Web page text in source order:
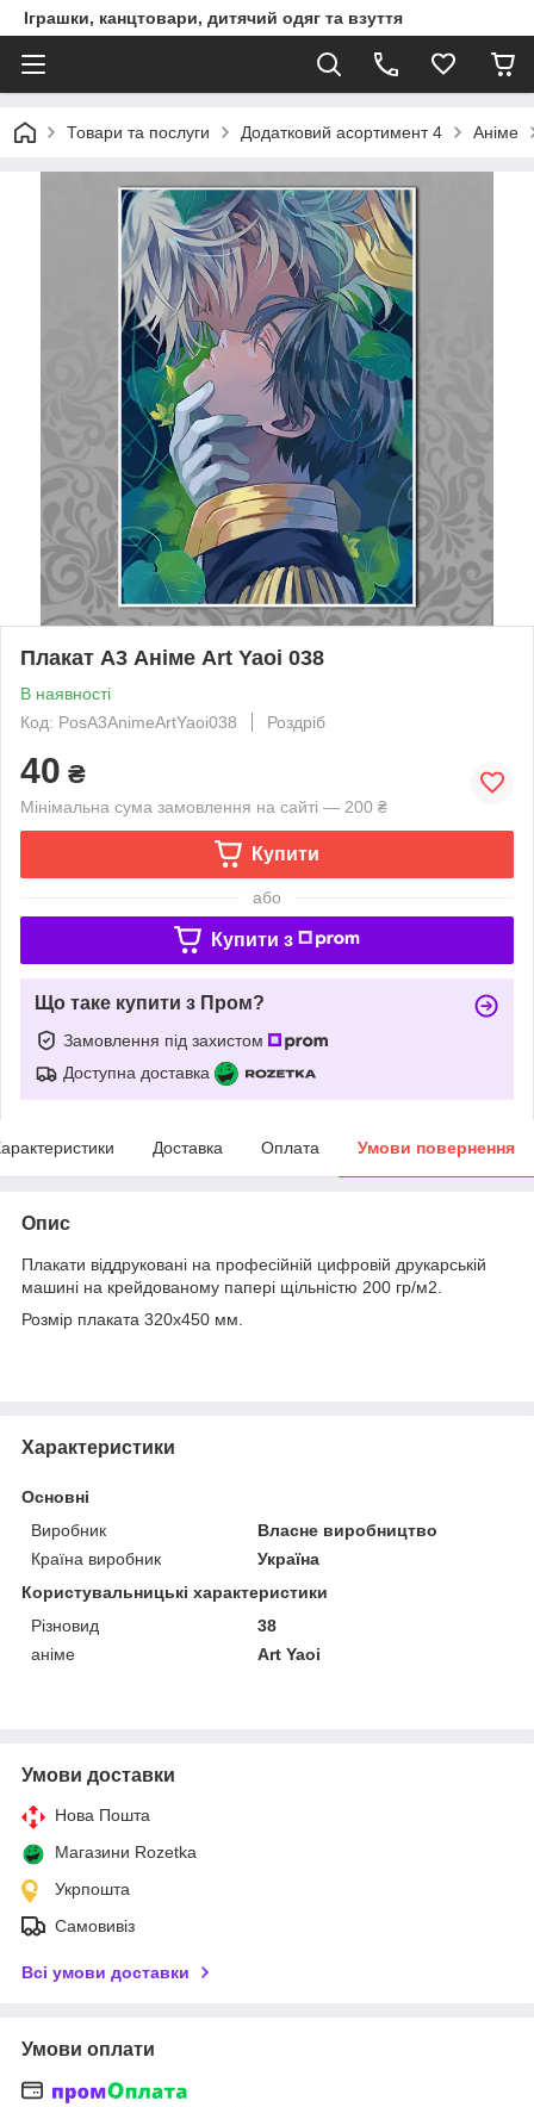
Іграшки, канцтовари, дитячий одяг та взуття
Товари та послуги Додатковий асортимент 4 Аніме
Плакат А3 Аніме Art Yaoi 038
В наявності
Код: PosА3AnimeArtYaoi038
Роздріб
40 ₴
Мінімальна сума замовлення на сайті — 200 ₴
Купити
або
Купити з
Що таке купити з Пром?
Замовлення під захистом
Доступна доставка
Доставка Оплата Умови повернення
Опис
Плакати віддруковані на професійній цифровій друкарській
машині на крейдованому папері щільністю 200 гр/м2.
Розмір плаката 320х450 мм.
Характеристики
Основні
Виробник
Власне виробництво
Країна виробник
Україна
Користувальницькі характеристики
Різновид
38
аніме
Art Yaoi
Умови доставки
Нова Пошта
Магазини Rozetka
Укрпошта
Самовивіз
Всі умови доставки
Умови оплати